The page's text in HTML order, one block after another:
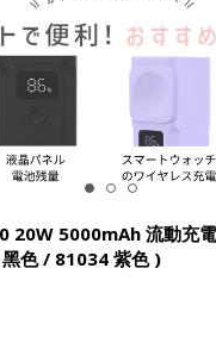
20W 5000mAh 流動充
色 / 81034 紫色 )